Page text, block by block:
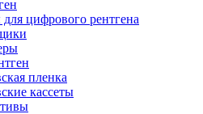
цифрового рентгена
пленка
кассеты